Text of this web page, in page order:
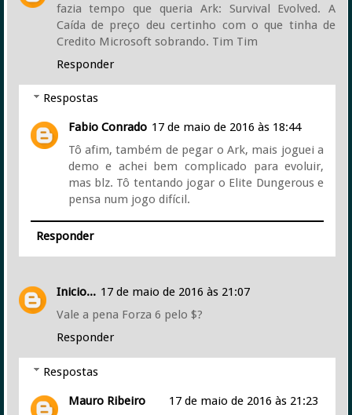
fazia tempo que queria Ark: Survival Evolved. A
Caída de preço deu certinho com o que tinha de
Credito Microsoft sobrando. Tim Tim
Responder
Respostas
Fabio Conrado 17 de maio de 2016 às 18:44
Tô afim, também de pegar o Ark, mais joguei a
demo e achei bem complicado para evoluir,
mas blz. Tô tentando jogar o Elite Dungerous e
pensa num jogo difícil.
Responder
Inicio... 17 de maio de 2016 às 21:07
Vale a pena Forza 6 pelo $?
Responder
Respostas
Mauro Ribeiro
17 de maio de 2016 às 21:23